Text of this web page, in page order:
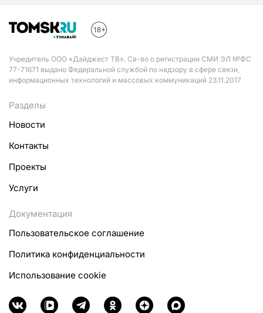
Учредитель ООО «Дайджест ТВ». Св-во о регистрации СМИ ЭЛ №ФС
77-71671 выдано Федеральной службой по надзору в сфере связи,
информационных технологий и массовых коммуникаций 23.11.2017
Разделы
Новости
Контакты
Проекты
Услуги
Документация
Пользовательское соглашение
Политика конфиденциальности
Использование cookie